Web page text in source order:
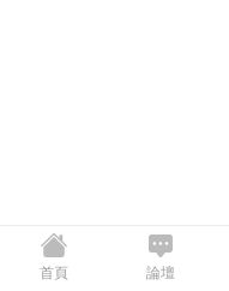
首頁 論壇